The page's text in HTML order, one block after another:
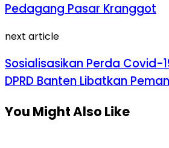
Pedagang Pasar Kranggot
next article
Sosialisasikan Perda Covid-
DPRD Banten Libatkan
You Might Also Like